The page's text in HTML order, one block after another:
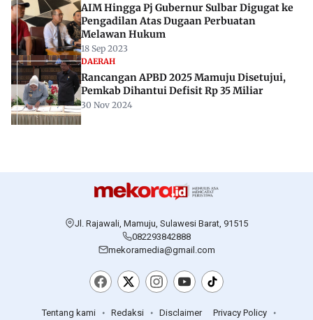
AIM Hingga Pj Gubernur Sulbar Digugat ke
Pengadilan Atas Dugaan Perbuatan
Melawan Hukum
18 Sep 2023
DAERAH
Rancangan APBD 2025 Mamuju Disetujui,
Pemkab Dihantui Defisit Rp 35 Miliar
30 Nov 2024
Jl. Rajawali, Mamuju, Sulawesi Barat, 91515
082293842888
mekoramedia@gmail.com
Tentang kami Redaksi Disclaimer Privacy Policy